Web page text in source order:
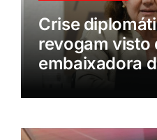
Crise
revogam visto
embaixadora